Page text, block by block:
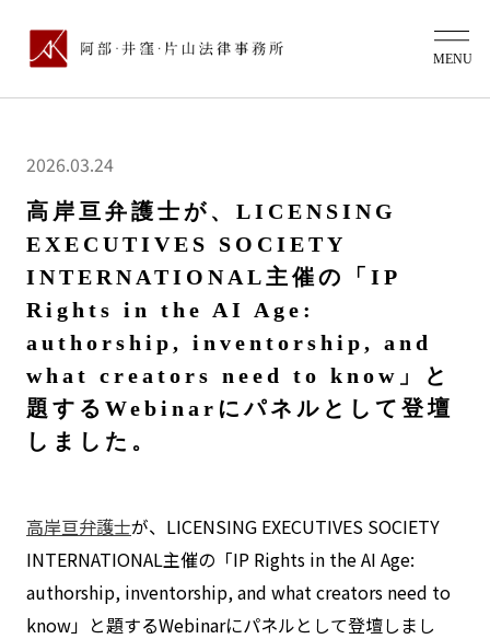
2026.03.24
高岸亘弁護士が、LICENSING
EXECUTIVES SOCIETY
INTERNATIONAL主催の「IP
Rights in the AI Age:
authorship, inventorship, and
what creators need to know」と
題するWebinarにパネルとして登壇
しました。
高岸亘弁護士が、LICENSING EXECUTIVES SOCIETY
INTERNATIONAL主催の「IP Rights in the AI Age:
authorship, inventorship, and what creators need to
know」と題するWebinarにパネルとして登壇しまし